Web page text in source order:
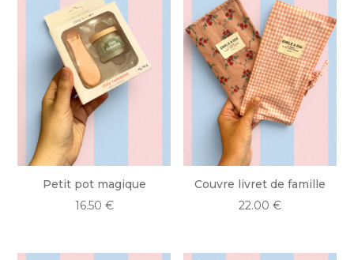
Petit pot magique
16.50 €
Couvre livret de famille
22.00 €